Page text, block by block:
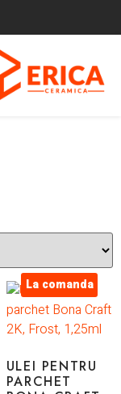
La comanda
ULEI PENTRU
PARCHET